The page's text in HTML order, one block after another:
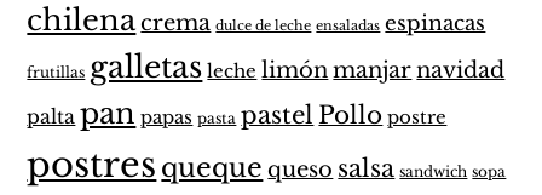
chilenacrema dulce de leche ensaladas espinacas
frutillas galletas leche limónmanjarnavidad
palta pan papas pasta pastel Pollo postre
postres queque queso salsa sandwich sopa